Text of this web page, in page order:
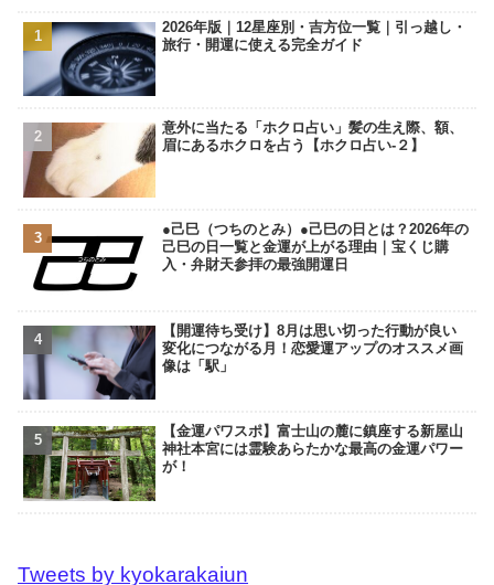
2026年版｜12星座別・吉方位一覧｜引っ越し・
旅行・開運に使える完全ガイド
意外に当たる「ホクロ占い」髪の生え際、額、
眉にあるホクロを占う【ホクロ占い‐２】
●己巳（つちのとみ）●己巳の日とは？2026年の
己巳の日一覧と金運が上がる理由｜宝くじ購
入・弁財天参拝の最強開運日
【開運待ち受け】8月は思い切った行動が良い
変化につながる月！恋愛運アップのオススメ画
像は「駅」
【金運パワスポ】富士山の麓に鎮座する新屋山
神社本宮には霊験あらたかな最高の金運パワー
が！
Tweets by kyokarakaiun